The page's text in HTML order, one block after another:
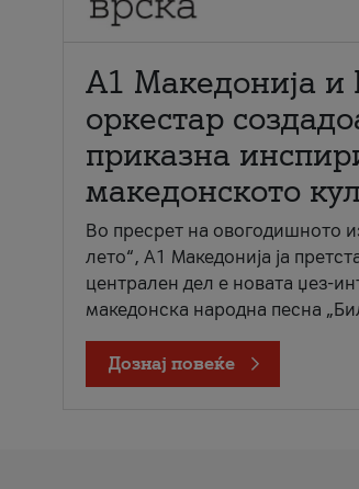
А1 Македонија и
оркестар
приказна
македонското
Во пресрет на овогодишното
лето“, А1 Македонија ја
централен дел е новата џез-
македонска народна песна
Дознај повеќе